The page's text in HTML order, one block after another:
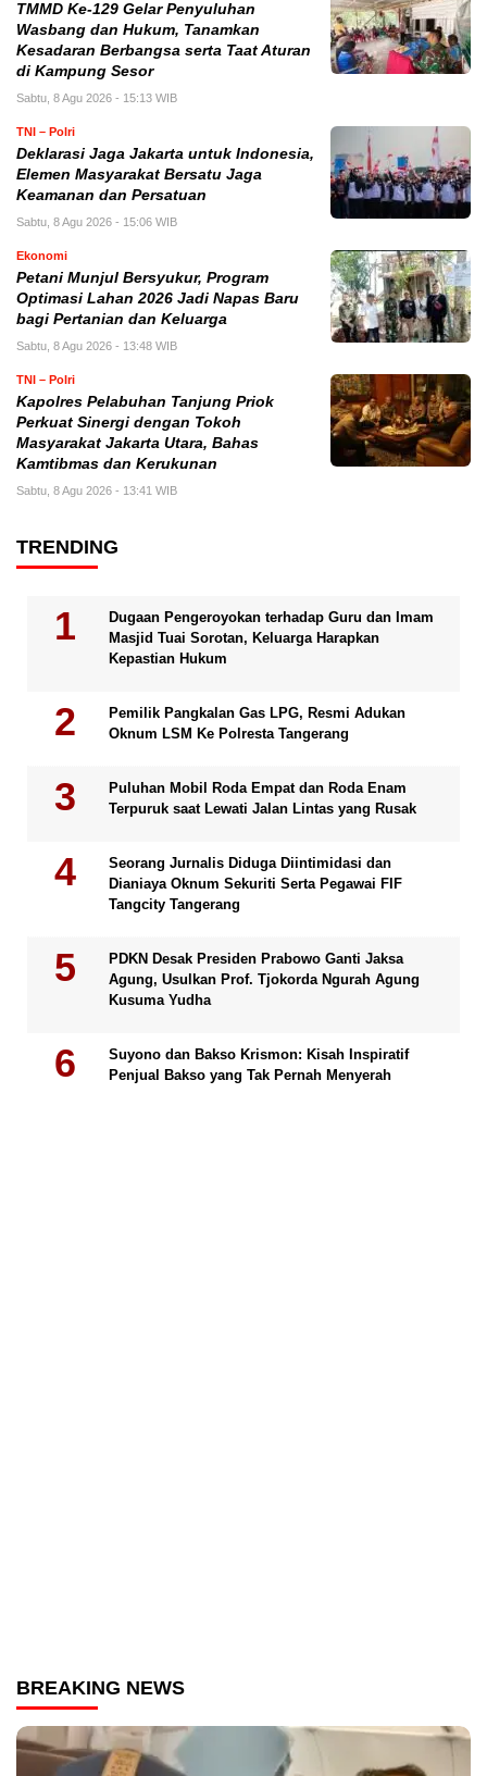
TMMD Ke-129 Gelar Penyuluhan
Wasbang dan Hukum, Tanamkan
Kesadaran Berbangsa serta Taat Aturan
di Kampung Sesor
Sabtu, 8 Agu 2026 - 15:13 WIB
TNI – Polri
Deklarasi Jaga Jakarta untuk Indonesia,
Elemen Masyarakat Bersatu Jaga
Keamanan dan Persatuan
Sabtu, 8 Agu 2026 - 15:06 WIB
Ekonomi
Petani Munjul Bersyukur, Program
Optimasi Lahan 2026 Jadi Napas Baru
bagi Pertanian dan Keluarga
Sabtu, 8 Agu 2026 - 13:48 WIB
TNI – Polri
Kapolres Pelabuhan Tanjung Priok
Perkuat Sinergi dengan Tokoh
Masyarakat Jakarta Utara, Bahas
Kamtibmas dan Kerukunan
Sabtu, 8 Agu 2026 - 13:41 WIB
TRENDING
Dugaan Pengeroyokan terhadap Guru dan Imam
Masjid Tuai Sorotan, Keluarga Harapkan
Kepastian Hukum
Pemilik Pangkalan Gas LPG, Resmi Adukan
Oknum LSM Ke Polresta Tangerang
Puluhan Mobil Roda Empat dan Roda Enam
Terpuruk saat Lewati Jalan Lintas yang Rusak
Seorang Jurnalis Diduga Diintimidasi dan
Dianiaya Oknum Sekuriti Serta Pegawai FIF
Tangcity Tangerang
PDKN Desak Presiden Prabowo Ganti Jaksa
Agung, Usulkan Prof. Tjokorda Ngurah Agung
Kusuma Yudha
Suyono dan Bakso Krismon: Kisah Inspiratif
Penjual Bakso yang Tak Pernah Menyerah
BREAKING NEWS